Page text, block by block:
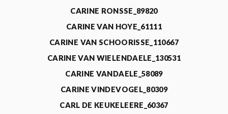
CARINE RONSSE_89820
CARINE VAN HOYE_61111
CARINE VAN SCHOORISSE_110667
CARINE VAN WIELENDAELE_130531
CARINE VANDAELE_58089
CARINE VINDEVOGEL_80309
CARL DE KEUKELEERE_60367